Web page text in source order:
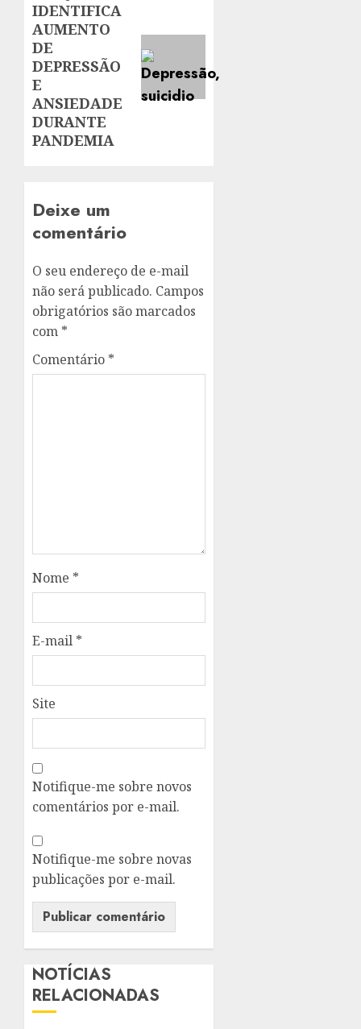
post:
IDENTIFICA
AUMENTO
DE
DEPRESSÃO
E
ANSIEDADE
DURANTE
PANDEMIA
Deixe um
comentário
O seu endereço de e-mail
não será publicado. Campos
obrigatórios são marcados
com *
Comentário *
Nome *
E-mail *
Site
Notifique-me sobre novos
comentários por e-mail.
Notifique-me sobre novas
publicações por e-mail.
NOTÍCIAS
RELACIONADAS